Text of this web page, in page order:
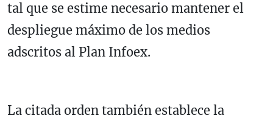
tal que se estime necesario mantener el
despliegue máximo de los medios
adscritos al Plan Infoex.
La citada orden también establece la